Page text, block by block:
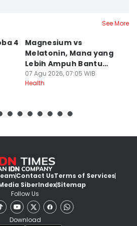
See More
4
Magnesium vs
Melatonin, Mana yang
Lebih Ampuh Bantu
Tidur?
07 Agu 2026, 07:05 WIB
Health
Contact UsTerms of Services
SiberIndexSitemap
Follow Us
Download